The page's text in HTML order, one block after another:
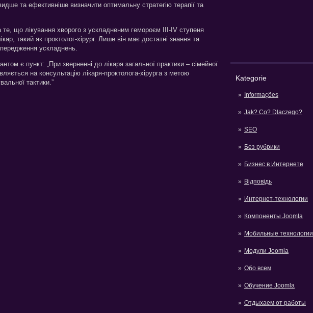
Kategorie
Informações
Jak? Co? Dlaczego?
SEO
Без рубрики
Бизнес в Интернете
Відповідь
Интернет-технологии
Компоненты Joomla
Мобильные технологии
Модули Joomla
Обо всем
Обучение Joomla
Отдыхаем от работы
та ефективніше визначити оптимальну стратегію терапії та
те, що лікування хворого з ускладненим гемороєм III-IV ступеня
такий як проктолог-хірург. Лише він має достатні знання та
ускладнень.
є пункт: „При зверненні до лікаря загальної практики – сімейної
на консультацію лікаря-проктолога-хірурга з метою
тактики.”